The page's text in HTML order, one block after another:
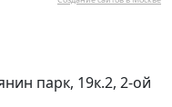
парк, 19к.2, 2-ой